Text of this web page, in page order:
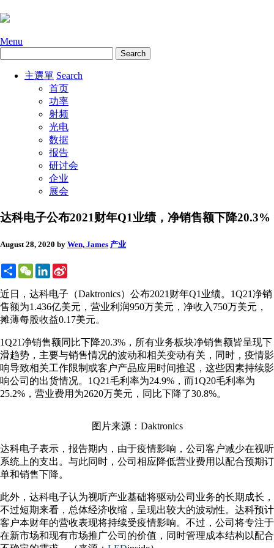
Menu
主選單 Search
首页
功率
射频
光电
数据
报告
研讨会
企业
展会
达科电子公布2021财年Q1业绩，净销售额下降20.3%
August 28, 2020 by Wen, James 产业
ShareWeChatLinkedIn
近日，达科电子（Daktronics）公布2021财年Q1业绩。1Q21净销
售额为1.436亿美元，营业利润950万美元，净收入750万美元，
摊薄每股收益0.17美元。
1Q21净销售额同比下降20.3%，所有业务板块净销售额皆呈现下
滑趋势，主要与销售情况的波动和相关变动有关，同时，疫情影
响导致相关工作限制或客户产品应用时间推迟，这些因素持续影
响公司的出货情况。1Q21毛利率为24.9%，而1Q20毛利率为
25.2%，营业费用为2620万美元，同比下降了30.8%。
图片来源：Daktronics
达科电子表示，报告期内，由于疫情影响，公司客户减少在视听
系统上的支出。与此同时，公司相应降低营业费用以配合预期订
单和销售下降。
此外，达科电子认为视听产业基础将驱动公司业务的长期成长，
不过短期来看，总体经济收缩，呈现出较大的波动性。达科预计
客户本财年的营收表现将持续受疫情影响。不过，公司将专注于
在新市场和现有市场推广公司的价值，同时管理成本结构以配合